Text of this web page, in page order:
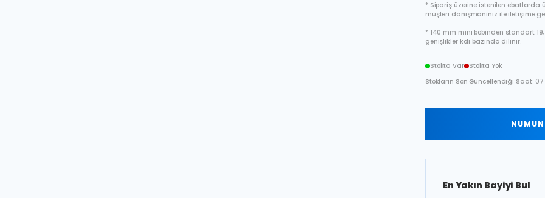
* Sipariş üzerine istenilen ebatlarda
müşteri danışmanınız ile iletişime
* 140 mm mini bobinden standart
genişlikler koli bazında dilinir.
Stokta Var Stokta Yok
Stokların Son Güncellendiği Saat:
En Yakın Bayiyi Bul